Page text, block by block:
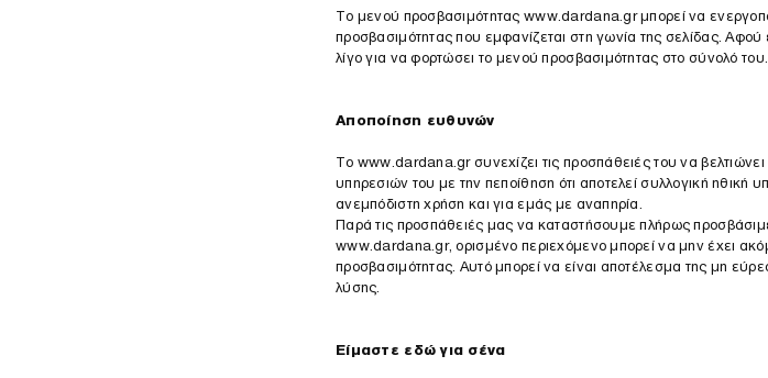
Το μενού προσβασιμότητας www.dardana.grμπορεί να
προσβασιμότητας που εμφανίζεται στη γωνία της σελίδας.
λίγο για να φορτώσει το μενού προσβασιμότητας στο σύνολό του.
Αποποίηση ευθυνών
Το www.dardana.grσυνεχίζει τις προσπάθειές του να
υπηρεσιών του με την πεποίθηση ότι αποτελεί συλλογική
ανεμπόδιστη χρήση και για εμάς με αναπηρία.
Παρά τις προσπάθειές μας να καταστήσουμε πλήρως
www.dardana.gr, ορισμένο περιεχόμενο μπορεί να μην έχει
προσβασιμότητας. Αυτό μπορεί να είναι αποτέλεσμα της μη
λύσης.
Είμαστε εδώ για σένα